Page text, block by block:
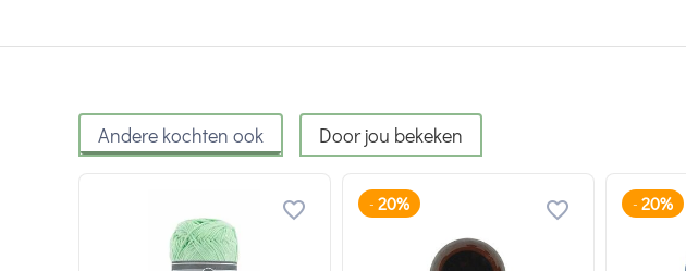
Andere kochten ook Door jou bekeken
- 20% - 20%